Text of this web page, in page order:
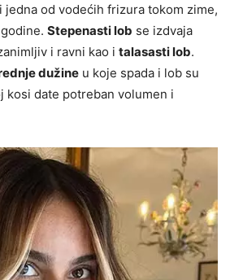
jedna od vodećih frizura tokom zime,
Stepenasti lob se izdvaja
i ravni kao i talasasti lob.
dužine u koje spada i lob su
kosi date potreban volumen i